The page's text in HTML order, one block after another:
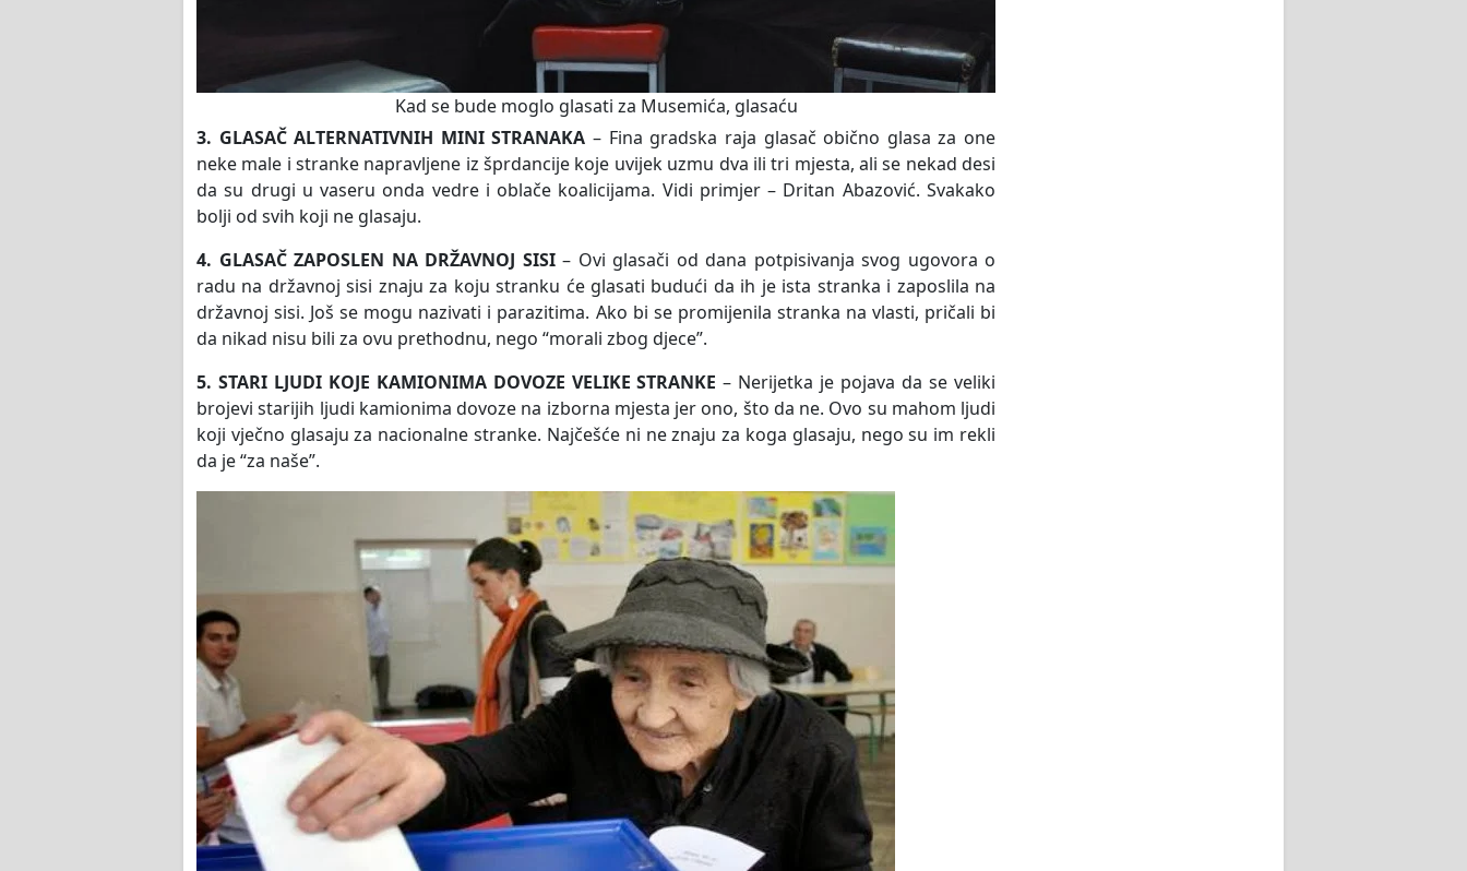
Kad se bude moglo glasati za Musemića, glasaću
3. GLASAČ ALTERNATIVNIH MINI STRANAKA – Fina gradska raja glasač obično glasa za one
neke male i stranke napravljene iz šprdancije koje uvijek uzmu dva ili tri mjesta, ali se nekad desi
da su drugi u vaseru onda vedre i oblače koalicijama. Vidi primjer – Dritan Abazović. Svakako
bolji od svih koji ne glasaju.
4. GLASAČ ZAPOSLEN NA DRŽAVNOJ SISI– Ovi glasači od dana potpisivanja svog ugovora o
radu na državnoj sisi znaju za koju stranku će glasati budući da ih je ista stranka i zaposlila na
državnoj sisi. Još se mogu nazivati i parazitima. Ako bi se promijenila stranka na vlasti, pričali bi
da nikad nisu bili za ovu prethodnu, nego “morali zbog djece”.
5. STARI LJUDI KOJE KAMIONIMA DOVOZE VELIKE STRANKE – Nerijetka je pojava da se veliki
brojevi starijih ljudi kamionima dovoze na izborna mjesta jer ono, što da ne. Ovo su mahom ljudi
koji vječno glasaju za nacionalne stranke. Najčešće ni ne znaju za koga glasaju, nego su im rekli
da je “za naše”.